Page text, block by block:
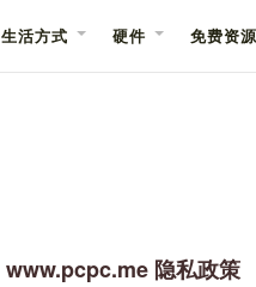
生活方式 硬件 免费资源
www.pcpc.me 隐私政策